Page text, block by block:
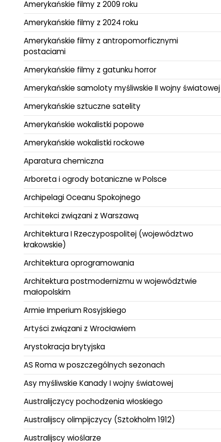
Amerykańskie filmy z 2009 roku
Amerykańskie filmy z 2024 roku
Amerykańskie filmy z antropomorficznymi
postaciami
Amerykańskie filmy z gatunku horror
Amerykańskie samoloty myśliwskie II wojny światowej
Amerykańskie sztuczne satelity
Amerykańskie wokalistki popowe
Amerykańskie wokalistki rockowe
Aparatura chemiczna
Arboreta i ogrody botaniczne w Polsce
Archipelagi Oceanu Spokojnego
Architekci związani z Warszawą
Architektura I Rzeczypospolitej (województwo
krakowskie)
Architektura oprogramowania
Architektura postmodernizmu w województwie
małopolskim
Armie Imperium Rosyjskiego
Artyści związani z Wrocławiem
Arystokracja brytyjska
AS Roma w poszczególnych sezonach
Asy myśliwskie Kanady I wojny światowej
Australijczycy pochodzenia włoskiego
Australijscy olimpijczycy (Sztokholm 1912)
Australijscy wioślarze